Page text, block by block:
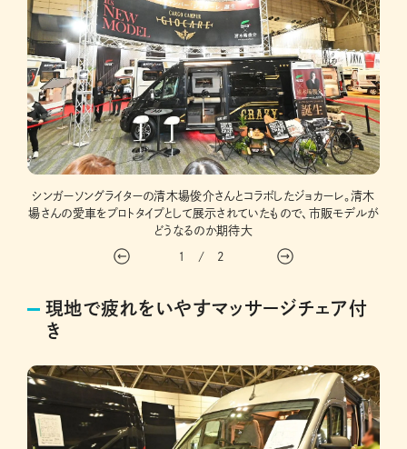
シンガーソングライターの清木場俊介さんとコラボしたジョカーレ。清木
場さんの愛車をプロトタイプとして展示されていたもので、市販モデルが
どうなるのか期待大
1 / 2
現地で疲れをいやすマッサージチェア付
き